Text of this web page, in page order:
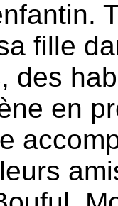
fille
des
en